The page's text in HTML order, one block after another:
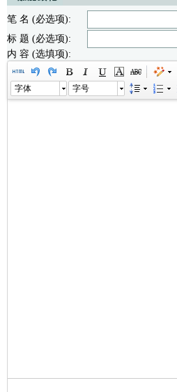
笔 名 (必选项):
标 题 (必选项):
内 容 (选填项):
字体 字号